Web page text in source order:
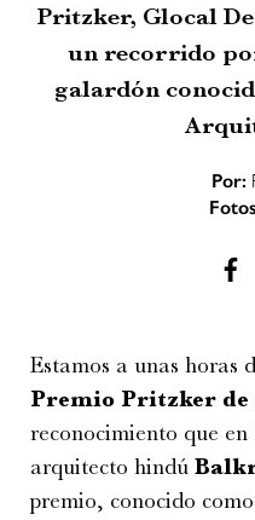
Pritzker, Glocal
un recorrido
galardón
Por:
Estamos a unas horas
Premio Pritzker de
reconocimiento que
arquitecto hindú
premio, conocido